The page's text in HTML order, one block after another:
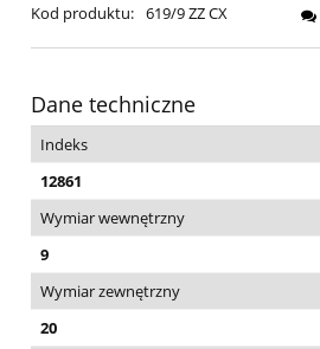
Kod produktu: 619/9 ZZ CX
Dane techniczne
Indeks
12861
Wymiar wewnętrzny
9
Wymiar zewnętrzny
20